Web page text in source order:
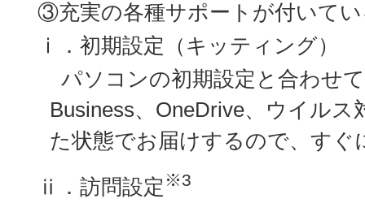
③充実の各種サポートが付いて
ⅰ．初期設定（キッティング）
パソコンの初期設定と合わせ
Business、OneDrive、ウイル
た状態でお届けするので、すぐ
ⅱ．訪問設定 ※3